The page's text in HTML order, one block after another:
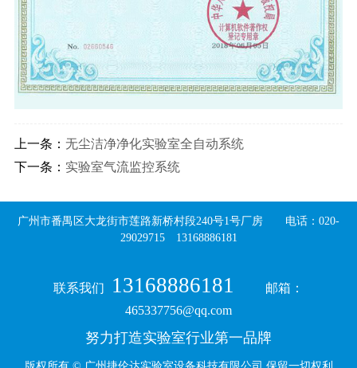
上一条： 无尘洁净净化实验室全自动系统
下一条： 实验室气流监控系统
广州市番禺区大龙街市莲路新桥村段240号1号厂房 电话：020-
29029715 13168886181
联系我们 13168886181
邮箱：
465337756@qq.com
努力打造实验室行业第一品牌